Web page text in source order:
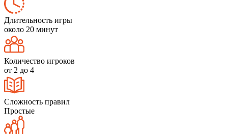
Длительность игры
около 20 минут
Количество игроков
от 2 до 4
Сложность правил
Простые